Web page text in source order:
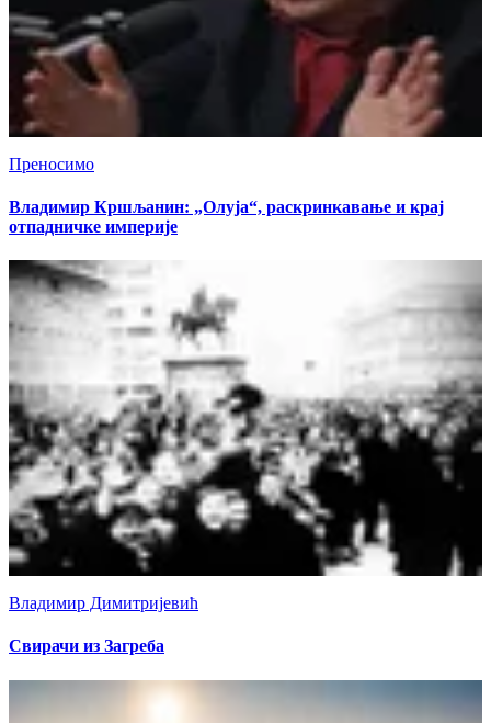
Преносимо
Владимир Кршљанин: „Олуја“, раскринкавање и крај
отпадничке империје
Владимир Димитријевић
Свирачи из Загреба